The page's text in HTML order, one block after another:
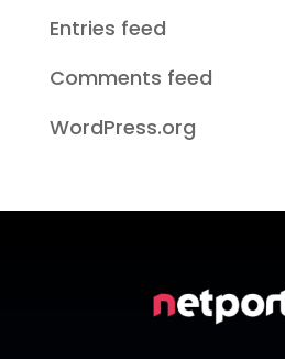
Entries feed
Comments feed
WordPress.org